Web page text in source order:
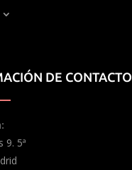
DE CONTACTO
9. 5ª